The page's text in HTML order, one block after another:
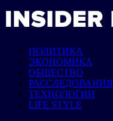
ПОЛИТИКА
ЭКОНОМИКА
ОБЩЕСТВО
РАССЛЕДОВАНИЯ
ТЕХНОЛОГИИ
LIFE STYLE